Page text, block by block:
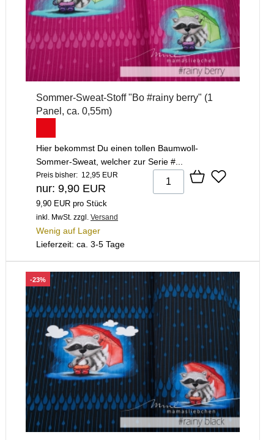
Sommer-Sweat-Stoff "Bo #rainy berry" (1
Panel, ca. 0,55m)
Hier bekommst Du einen tollen Baumwoll-
Sommer-Sweat, welcher zur Serie #...
Preis bisher: 12,95 EUR
nur: 9,90 EUR
9,90 EUR pro Stück
inkl. MwSt. zzgl. Versand
Wenig auf Lager
Lieferzeit: ca. 3-5 Tage
-23%